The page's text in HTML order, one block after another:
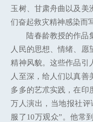
玉树、甘肃舟曲以及美
们奋起救灾精神感染而
陆春龄教授的作品
人民的思想、情绪、愿
精神风貌。这些作品引
人至深，给人们以真
多多的艺朮实践，在印
万人演出，当地报社
服了10万观众”。他常